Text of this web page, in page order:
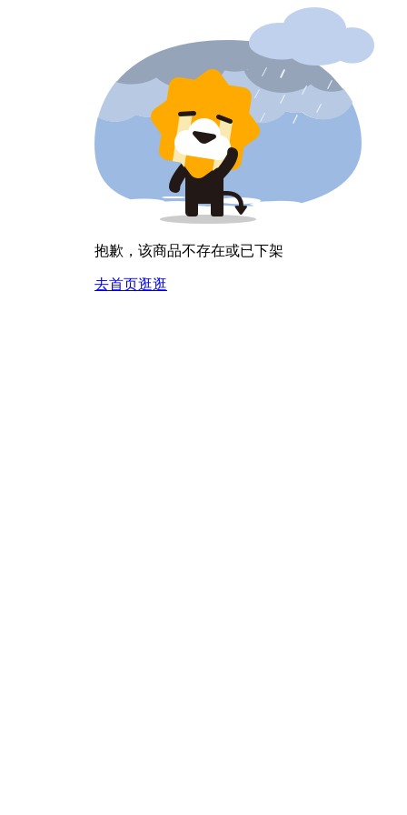
抱歉，该商品不存在或已下架
去首页逛逛